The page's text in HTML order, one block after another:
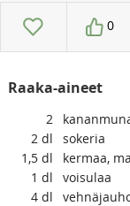
0
Raaka-aineet
2
2 dl
sokeria
1,5 dl
kermaa,
1 dl
voisulaa
4 dl